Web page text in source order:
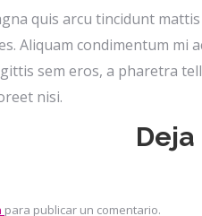
quis arcu tincidunt
Aliquam condimentum mi
sem eros, a pharetra
nisi.
para publicar un comentario.